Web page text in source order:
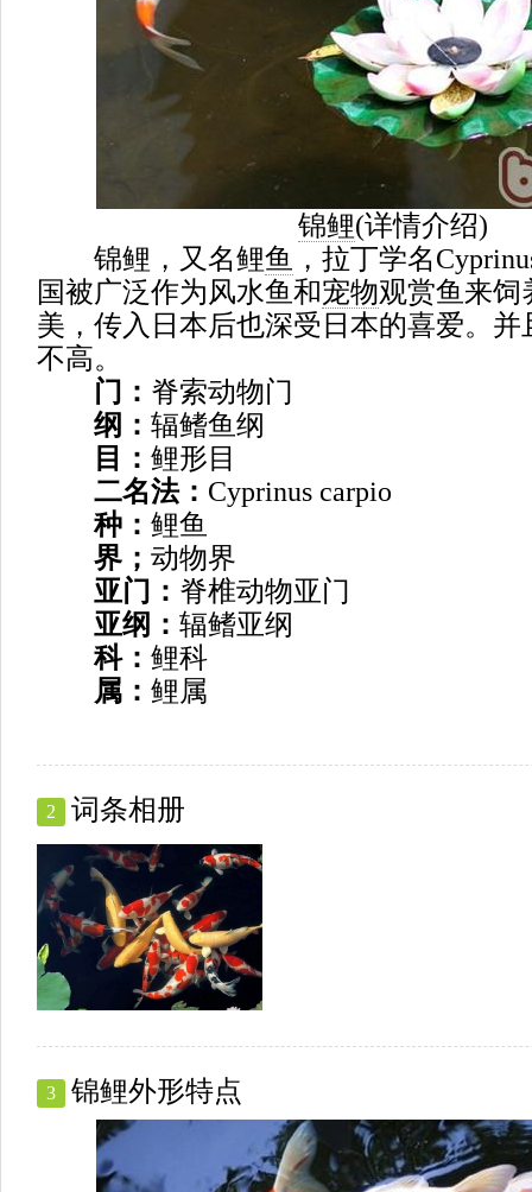
锦鲤(详情介绍)
锦鲤，又名鲤鱼 ，拉丁学名
国被广泛作为风水鱼和宠物观赏鱼来饲
美，传入日本后也深受日本的喜爱。
不高。
门： 脊索动物门
纲： 辐鳍鱼纲
目： 鲤形目
二名法： Cyprinus carpio
种： 鲤鱼
界； 动物界
亚门： 脊椎动物亚门
亚纲： 辐鳍亚纲
科： 鲤科
属： 鲤属
2 词条相册
3 锦鲤外形特点